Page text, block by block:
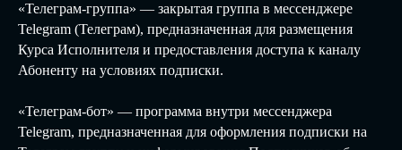
«Телеграм-группа» — закрытая группа в мессенджере
Telegram (Телеграм), предназначенная для размещения
Курса Исполнителя и предоставления доступа к каналу
Абоненту на условиях подписки.
«Телеграм-бот» — программа внутри мессенджера
Telegram, предназначенная для оформления подписки на